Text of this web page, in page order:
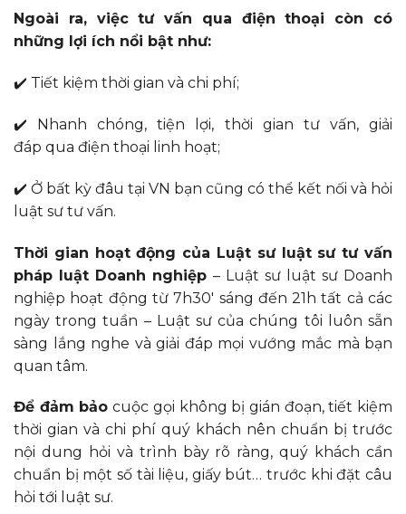
Ngoài ra, việc tư vấn qua điện thoại còn có
những lợi ích nổi bật như:
✔️ Tiết kiệm thời gian và chi phí;
✔️ Nhanh chóng, tiện lợi, thời gian tư vấn, giải
đáp qua điện thoại linh hoạt;
✔️ Ở bất kỳ đâu tại VN bạn cũng có thể kết nối và hỏi
luật sư tư vấn.
Thời gian hoạt động của Luật sư luật sư tư vấn
pháp luật Doanh nghiệp – Luật sư luật sư Doanh
nghiệp hoạt động từ 7h30′ sáng đến 21h tất cả các
ngày trong tuần – Luật sư của chúng tôi luôn sẵn
sàng lắng nghe và giải đáp mọi vướng mắc mà bạn
quan tâm.
Để đảm bảo cuộc gọi không bị gián đoạn, tiết kiệm
thời gian và chi phí quý khách nên chuẩn bị trước
nội dung hỏi và trình bày rõ ràng, quý khách cần
chuẩn bị một số tài liệu, giấy bút… trước khi đặt câu
hỏi tới luật sư.